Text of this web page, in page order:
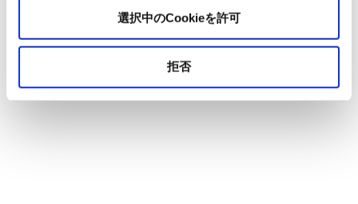
選択中のCookieを許可
拒否